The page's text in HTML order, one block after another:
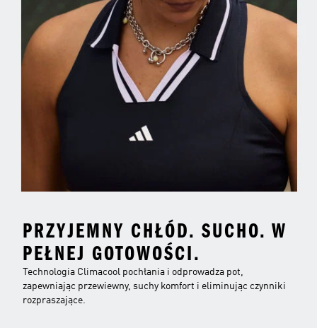
PRZYJEMNY CHŁÓD. SUCHO. W
PEŁNEJ GOTOWOŚCI.
Technologia Climacool pochłania i odprowadza pot,
zapewniając przewiewny, suchy komfort i eliminując czynniki
rozpraszające.